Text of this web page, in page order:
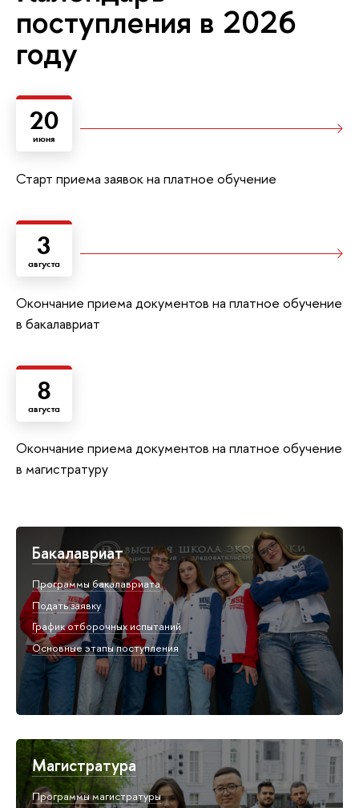
поступления в 2026
году
20
июня
Старт приема заявок на платное обучение
3
августа
Окончание приема документов на платное обучение
в бакалавриат
8
августа
Окончание приема документов на платное обучение
в магистратуру
Бакалавриат
Программы бакалавриата
Подать заявку
График отборочных испытаний
Основные этапы поступления
Магистратура
Программы магистратуры